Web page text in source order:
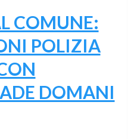
COMUNE:
POLIZIA
DOMANI